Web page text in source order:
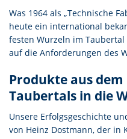
Was 1964 als „Technische
heute ein international
festen Wurzeln im
auf die Anforderungen des
Produkte aus dem
Taubertals in die
Unsere Erfolgsgeschichte
von Heinz Dostmann, der in